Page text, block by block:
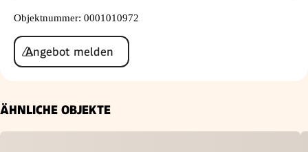
Objektnummer: 0001010972
Angebot melden
ÄHNLICHE OBJEKTE